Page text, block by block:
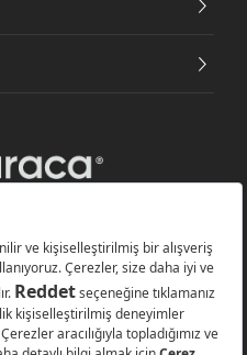
yapay zekâ (AI) ile üretilmiştir.